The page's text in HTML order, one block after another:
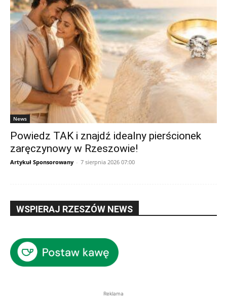
News
Powiedz TAK i znajdź idealny pierścionek
zaręczynowy w Rzeszowie!
Artykuł Sponsorowany - 7 sierpnia 2026 07:00
WSPIERAJ RZESZÓW NEWS
Reklama